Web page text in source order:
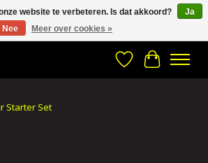
best place to Geek out!
Verlanglijst
Starter Set
website te verbeteren. Is dat akkoord?
Ja
Nee
Meer over cookies »